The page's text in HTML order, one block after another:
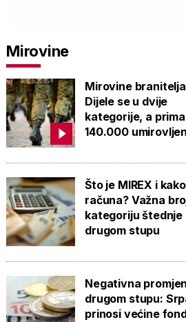
Mirovine
Mirovine
Dijele se u dvije
kategorije, a
140.000
Što je MIREX i
računa? Važna
kategoriju štednje
drugom stupu
Negativna
drugom stupu:
prinosi većine